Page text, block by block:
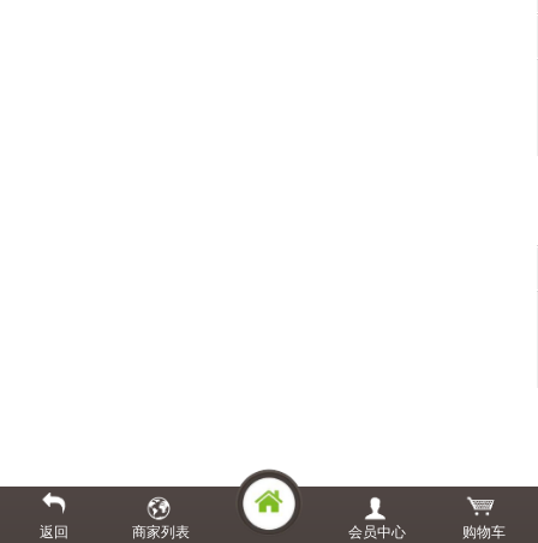
返回 商家列表 会员中心 购物车